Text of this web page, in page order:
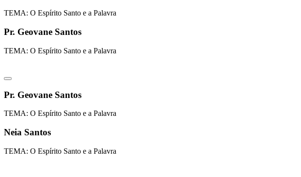
TEMA: O Espírito Santo e a Palavra
Pr. Geovane Santos
TEMA: O Espírito Santo e a Palavra
Pr. Geovane Santos
TEMA: O Espírito Santo e a Palavra
Neia Santos
TEMA: O Espírito Santo e a Palavra